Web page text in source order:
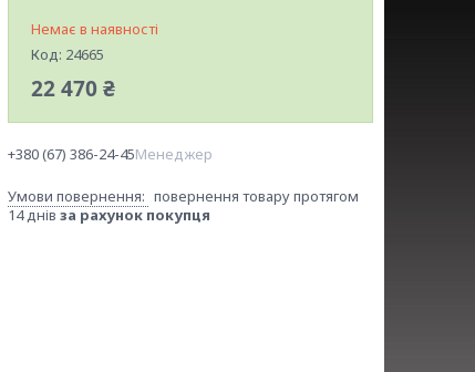
Немає в наявності
Код: 24665
22 470 ₴
+380 (67) 386-24-45Менеджер
повернення товару протягом
14 днів за рахунок покупця